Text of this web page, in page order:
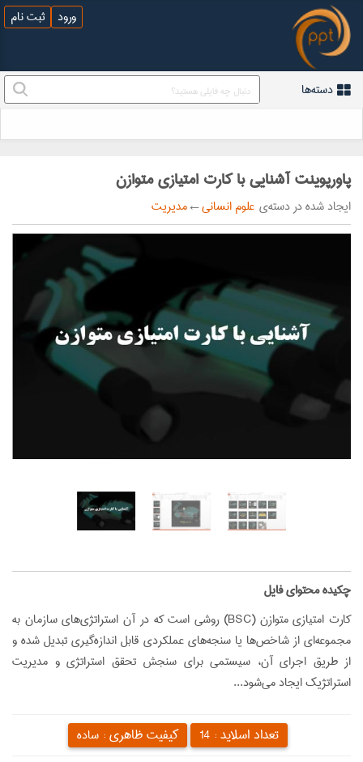
ورود ثبت نام
دسته‌ها
پاورپوینت آشنایی با کارت امتیازی متوازن
ایجاد شده در دسته‌ی علوم انسانی←مدیریت
‌چکیده محتوای فایل
كارت امتيازي متوازن (BSC) روشي است كه در آن استراتژي‌هاي سازمان به
مجموعه‌اي از شاخص‌ها يا سنجه‌هاي عملكردي قابل اندازه‌گيري تبديل شده و
از طريق اجراي آن، سيستمي براي سنجش تحقق استراتژي و مديريت
استراتژيك ايجاد مي‌شود...
کیفیت ظاهری :ساده تعداد اسلاید :14